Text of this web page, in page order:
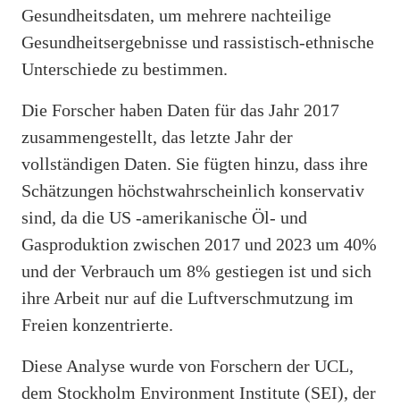
Gesundheitsdaten, um mehrere nachteilige
Gesundheitsergebnisse und rassistisch-ethnische
Unterschiede zu bestimmen.
Die Forscher haben Daten für das Jahr 2017
zusammengestellt, das letzte Jahr der
vollständigen Daten. Sie fügten hinzu, dass ihre
Schätzungen höchstwahrscheinlich konservativ
sind, da die US -amerikanische Öl- und
Gasproduktion zwischen 2017 und 2023 um 40%
und der Verbrauch um 8% gestiegen ist und sich
ihre Arbeit nur auf die Luftverschmutzung im
Freien konzentrierte.
Diese Analyse wurde von Forschern der UCL,
dem Stockholm Environment Institute (SEI), der